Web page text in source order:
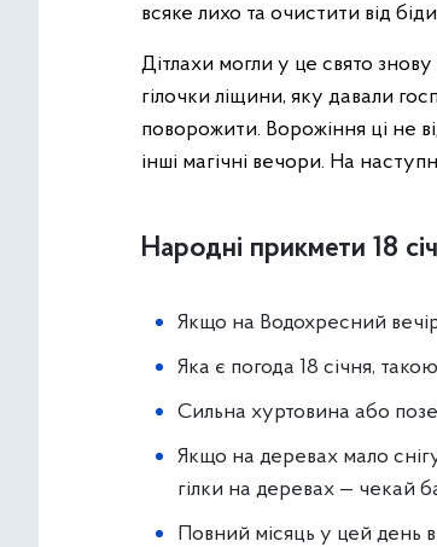
всяке лихо та очистити від
Дітлахи могли у це свято
гілочки ліщини, яку давали
поворожити. Ворожіння ці не
інші магічні вечори. На
Народні прикмети 18
Якщо на Водохресний
Яка є погода 18 січня,
Сильна хуртовина або
Якщо на деревах мало
гілки на деревах — чекай
Повний місяць у цей день